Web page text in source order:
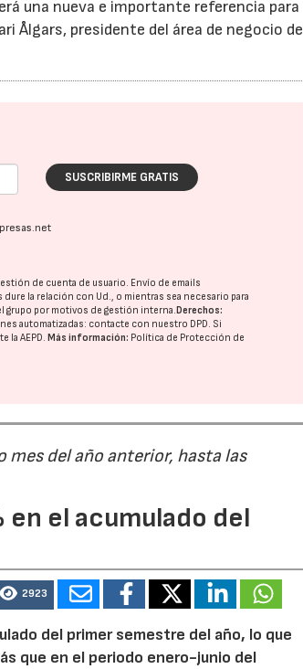
una nueva e importante referencia para
Ålgars, presidente del área de negocio de
SUSCRIBIRME GRATIS
de cuenta de usuario. Envío de emails
dure la relación con Ud., o mientras sea necesario para
grupo por motivos de gestión interna.Derechos:
automatizadas: contacte con nuestro DPD. Si
laAEPD.Más información: Política de Protección de
mes del año anterior, hasta las
el acumulado del
2923
del primer semestre del año, lo que
que en el periodo enero-junio del